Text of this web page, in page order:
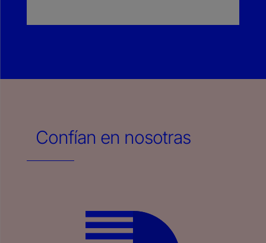
Confían en nosotras